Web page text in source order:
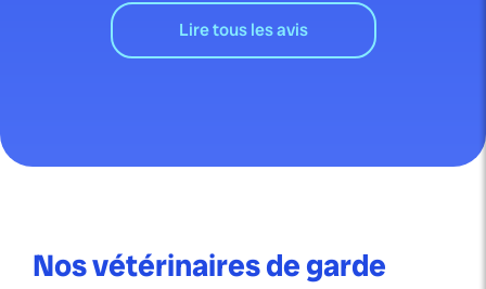
Lire tous les avis
Nos vétérinaires de garde